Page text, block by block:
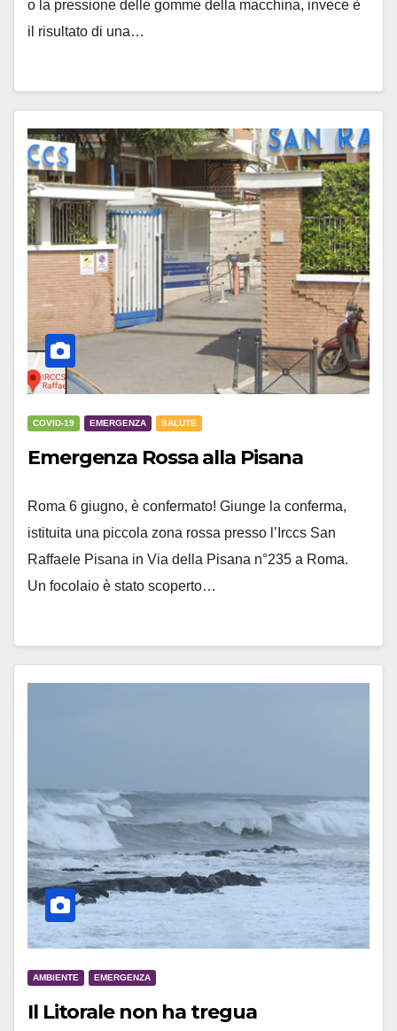
o la pressione delle gomme della macchina, invece è
il risultato di una…
COVID-19 EMERGENZA SALUTE
Emergenza Rossa alla Pisana
Roma 6 giugno, è confermato! Giunge la conferma,
istituita una piccola zona rossa presso l’Irccs San
Raffaele Pisana in Via della Pisana n°235 a Roma.
Un focolaio è stato scoperto…
AMBIENTE EMERGENZA
Il Litorale non ha tregua